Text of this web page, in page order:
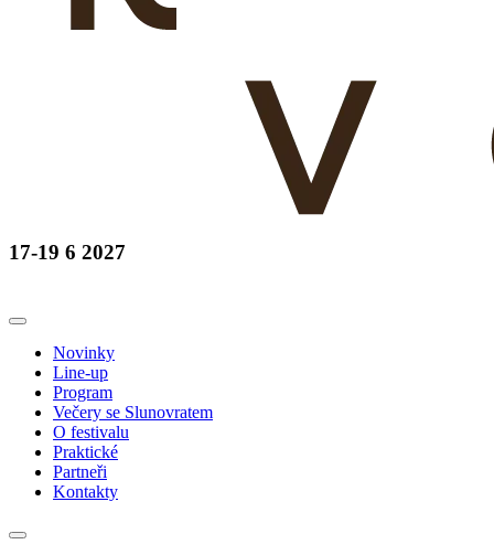
17-19 6 2027
Novinky
Line-up
Program
Večery se Slunovratem
O festivalu
Praktické
Partneři
Kontakty